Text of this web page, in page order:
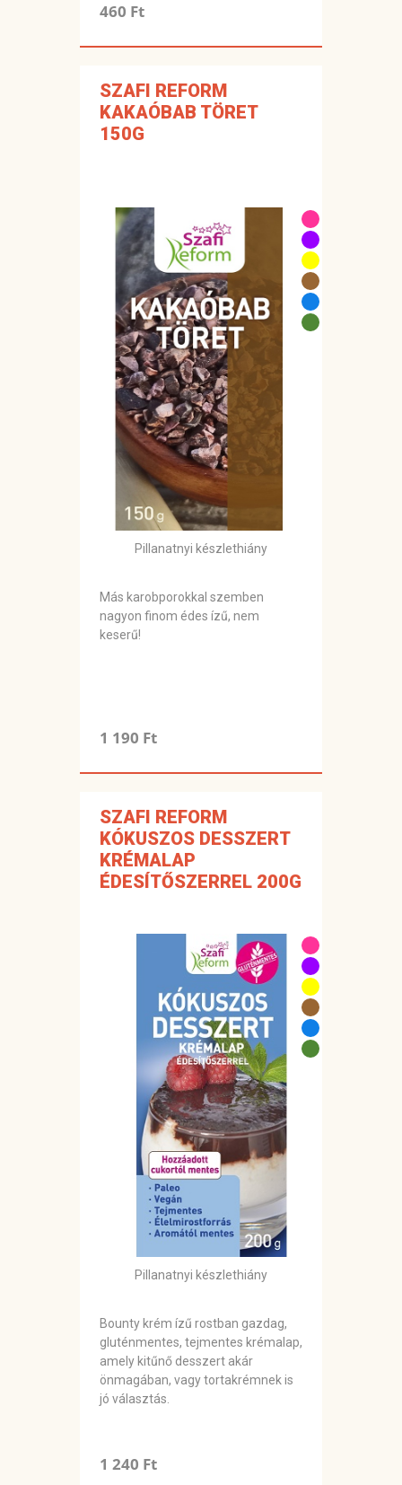
460 Ft
SZAFI REFORM
KAKAÓBAB TÖRET
150G
Pillanatnyi készlethiány
Más karobporokkal szemben
nagyon finom édes ízű, nem
keserű!
1 190 Ft
SZAFI REFORM
KÓKUSZOS DESSZERT
KRÉMALAP
ÉDESÍTŐSZERREL 200G
Pillanatnyi készlethiány
Bounty krém ízű rostban gazdag,
gluténmentes, tejmentes krémalap,
amely kitűnő desszert akár
önmagában, vagy tortakrémnek is
jó választás.
1 240 Ft